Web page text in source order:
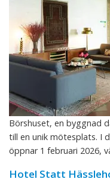
Börshuset, en byggnad
till en unik mötesplats. I
öppnar 1 februari 2026,
Hotel Statt